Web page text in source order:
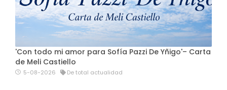
'Con todo mi amor para Sofía Pazzi De Yñigo'– Carta
de Meli Castiello
5-08-2026 De total actualidad